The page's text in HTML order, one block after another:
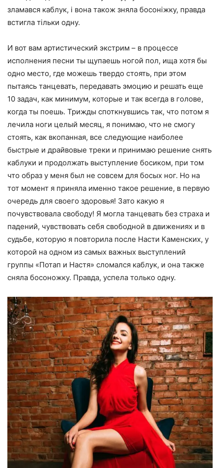
зламався каблук, і вона також зняла босоніжку, правда
встигла тільки одну.
И вот вам артистический экстрим – в процессе
исполнения песни ты щупаешь ногой пол, ища хотя бы
одно место, где можешь твердо стоять, при этом
пытаясь танцевать, передавать эмоцию и решать еще
10 задач, как минимум, которые и так всегда в голове,
когда ты поешь. Трижды споткнувшись так, что потом я
лечила ноги целый месяц, я понимаю, что не смогу
стоять, как вкопанная, все следующие наиболее
быстрые и драйвовые треки и принимаю решение снять
каблуки и продолжать выступление босиком, при том
что образ у меня был не совсем для босых ног. Но на
тот момент я приняла именно такое решение, в первую
очередь для своего здоровья! Зато какую я
почувствовала свободу! Я могла танцевать без страха и
падений, чувствовать себя свободной в движениях и в
судьбе, которую я повторила после Насти Каменских, у
которой на одном из самых важных выступлений
группы «Потап и Настя» сломался каблук, и она также
сняла босоножку. Правда, успела только одну.